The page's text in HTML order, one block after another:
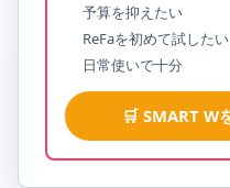
予算を抑えたい
ReFaを初めて試したい
日常使いで十分
🛒 SMART